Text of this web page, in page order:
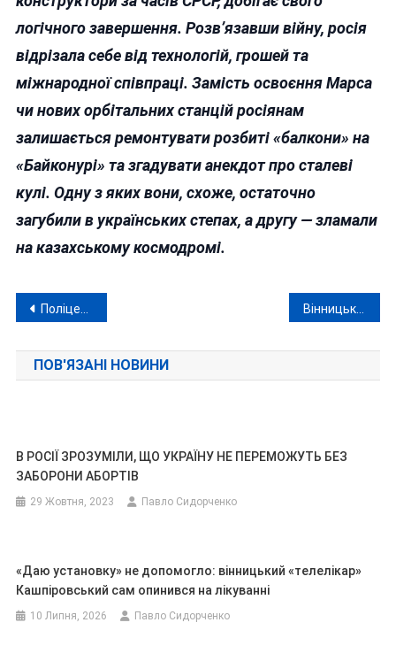
логічного завершення. Розв’язавши війну, росія
відрізала себе від технологій, грошей та
міжнародної співпраці. Замість освоєння Марса
чи нових орбітальних станцій росіянам
залишається ремонтувати розбиті «балкони» на
«Байконурі» та згадувати анекдот про сталеві
кулі. Одну з яких вони, схоже, остаточно
загубили в українських степах, а другу — зламали
на казахському космодромі.
Навігація
записів
Поліцейський круговорот на Вінниччині: полковник Тарасюк очолив Гайсинське управління
ПОВ'ЯЗАНІ НОВИНИ
В РОСІЇ ЗРОЗУМІЛИ, ЩО УКРАЇНУ НЕ ПЕРЕМОЖУТЬ БЕЗ
ЗАБОРОНИ АБОРТІВ
29 Жовтня, 2023 Павло Сидорченко
«Даю установку» не допомогло: вінницький «телелікар»
Кашпіровський сам опинився на лікуванні
10 Липня, 2026 Павло Сидорченко